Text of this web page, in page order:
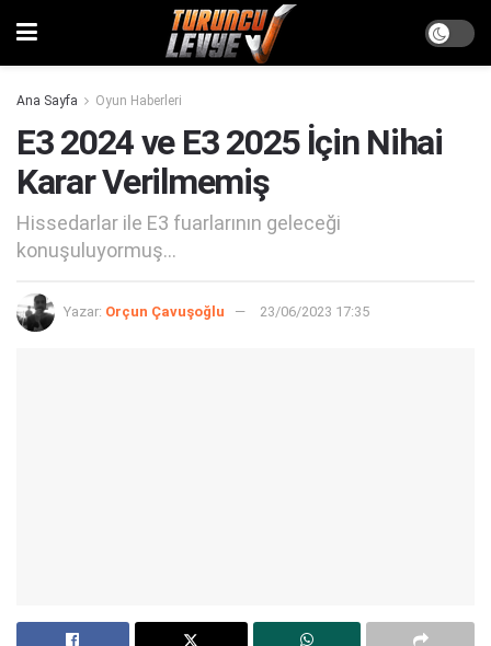
Ana Sayfa Oyun Haberleri
E3 2024 ve E3 2025 İçin Nihai
Karar Verilmemiş
Hissedarlar ile E3 fuarlarının geleceği
konuşuluyormuş...
Yazar: Orçun Çavuşoğlu 23/06/2023 17:35